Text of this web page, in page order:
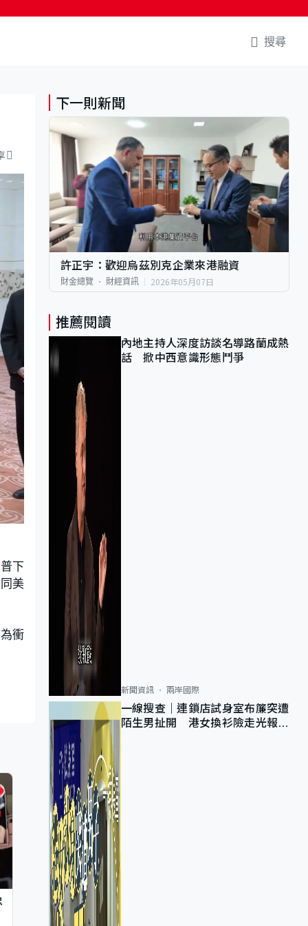
搜尋
下
美
衝
下一則新聞
許正宇：歡迎烏茲別克企業來港融資
財金總覽 財經資訊 2026年05月07日
推薦閱讀
內地主持人深度訪談名導路蘭成熱
話 掀中西意識形態鬥爭
新聞資訊 兩岸國際
一線搜查｜連鎖店試身室布簾突遭
陌生男扯開 港女換衫險走光報